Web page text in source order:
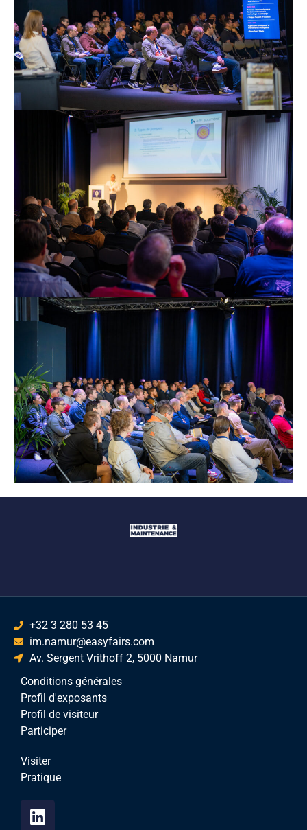
+32 3 280 53 45
im.namur@easyfairs.com
Av. Sergent Vrithoff 2, 5000 Namur
Conditions générales
Profil d'exposants
Profil de visiteur
Participer
Visiter
Pratique